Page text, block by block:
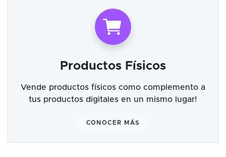
Productos Físicos
Vende productos físicos como complemento a
tus productos digitales en un mismo lugar!
CONOCER MÁS